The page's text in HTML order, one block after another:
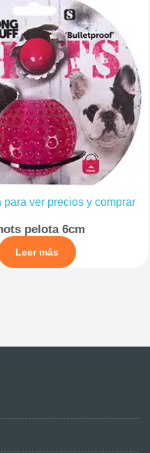
para ver precios y comprar
pelota 6cm
Leer más